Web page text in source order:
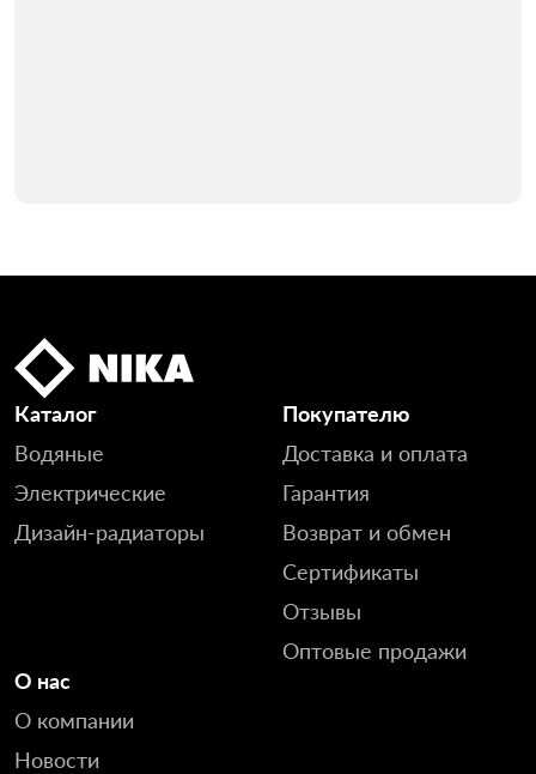
Каталог
Водяные
Электрические
Дизайн-радиаторы
Покупателю
Доставка и оплата
Гарантия
Возврат и обмен
Сертификаты
Отзывы
Оптовые продажи
О нас
О компании
Новости